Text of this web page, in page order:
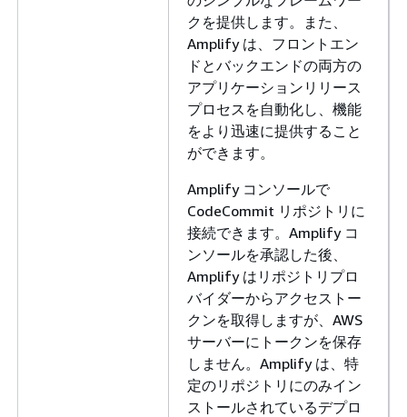
クを提供します。また、
Amplify は、フロントエン
ドとバックエンドの両方の
アプリケーションリリース
プロセスを自動化し、機能
をより迅速に提供すること
ができます。
Amplify コンソールで
CodeCommit リポジトリに
接続できます。Amplify コ
ンソールを承認した後、
Amplify はリポジトリプロ
バイダーからアクセストー
クンを取得しますが、AWS
サーバーにトークンを保存
しません。Amplify は、特
定のリポジトリにのみイン
ストールされているデプロ